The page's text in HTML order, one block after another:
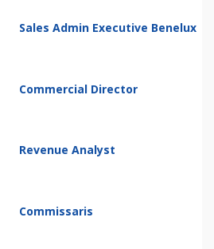
Sales Admin Executive Benelux
Commercial Director
Revenue Analyst
Commissaris